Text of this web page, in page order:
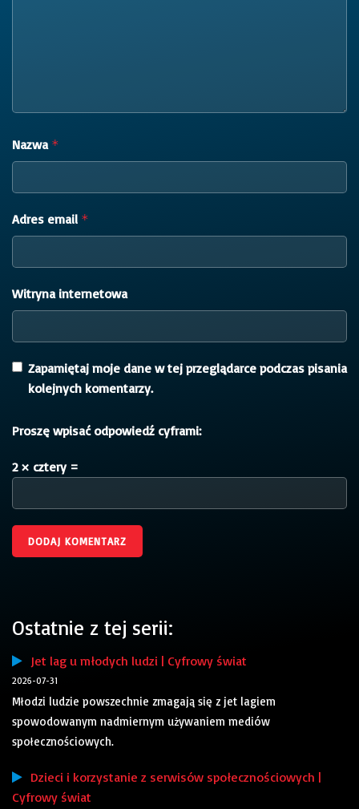
Nazwa *
Adres email *
Witryna internetowa
Zapamiętaj moje dane w tej przeglądarce podczas pisania
kolejnych komentarzy.
Proszę wpisać odpowiedź cyframi:
2 × cztery =
Ostatnie z tej serii:
Jet lag u młodych ludzi | Cyfrowy świat
2026-07-31
Młodzi ludzie powszechnie zmagają się z jet lagiem
spowodowanym nadmiernym używaniem mediów
społecznościowych.
Dzieci i korzystanie z serwisów społecznościowych |
Cyfrowy świat